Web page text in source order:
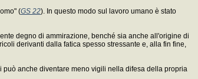
(GS 22). In questo modo sul lavoro umano è stato
degno di ammirazione, benché sia anche all'origine di
derivanti dalla fatica spesso stressante e, alla fin fine,
anche diventare meno vigili nella difesa della propria